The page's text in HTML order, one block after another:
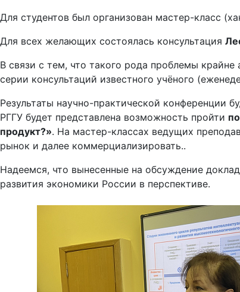
Для студентов был организован мастер-класс
Для всех желающих состоялась консультация
В связи с тем, что такого рода проблемы
серии консультаций известного учёного
Результаты научно-практической конференции
РГГУ будет представлена возможность пройти
продукт?». На мастер-классах ведущих
рынок и далее коммерциализировать..
Надеемся, что вынесенные на обсуждение
развития экономики России в перспективе.